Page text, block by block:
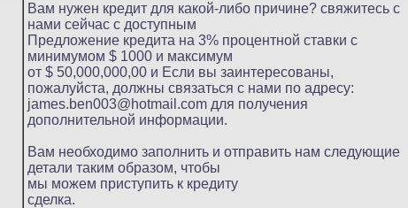
Вам нужен кредит для какой-либо причине? свяжитесь с
нами сейчас с доступным
Предложение кредита на 3% процентной ставки с
минимумом $ 1000 и максимум
от $ 50,000,000,00 и Если вы заинтересованы,
пожалуйста, должны связаться с нами по адресу:
james.ben003@hotmail.com для получения
дополнительной информации.
Вам необходимо заполнить и отправить нам следующие
детали таким образом, чтобы
мы можем приступить к кредиту
сделка.